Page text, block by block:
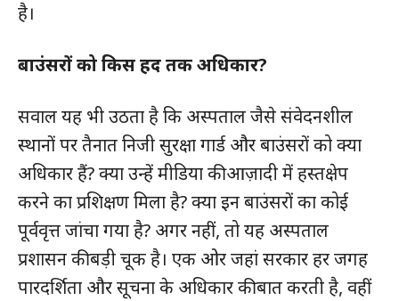
हमसे जुड़े
है।
बाउंसरों को किस हद तक अधिकार?
सवाल यह भी उठता है कि अस्पताल जैसे संवेदनशील
स्थानों पर तैनात निजी सुरक्षा गार्ड और बाउंसरों को क्या
अधिकार हैं? क्या उन्हें मीडिया की आज़ादी में हस्तक्षेप
करने का प्रशिक्षण मिला है? क्या इन बाउंसरों का कोई
पूर्ववृत्त जांचा गया है? अगर नहीं, तो यह अस्पताल
प्रशासन की बड़ी चूक है। एक ओर जहां सरकार हर जगह
पारदर्शिता और सूचना के अधिकार की बात करती है, वहीं